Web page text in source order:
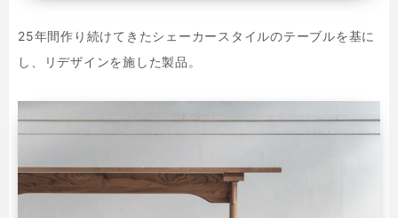
25年間作り続けてきたシェーカースタイルのテーブルを基に
し、リデザインを施した製品。